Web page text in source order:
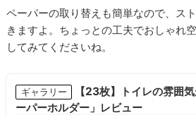
ペーパーの取り替えも簡単なので、ス
きますよ。ちょっとの工夫でおしゃれ
してみてくださいね。
ギャラリー
【23枚】トイレの雰囲
ーパーホルダー」レビュー